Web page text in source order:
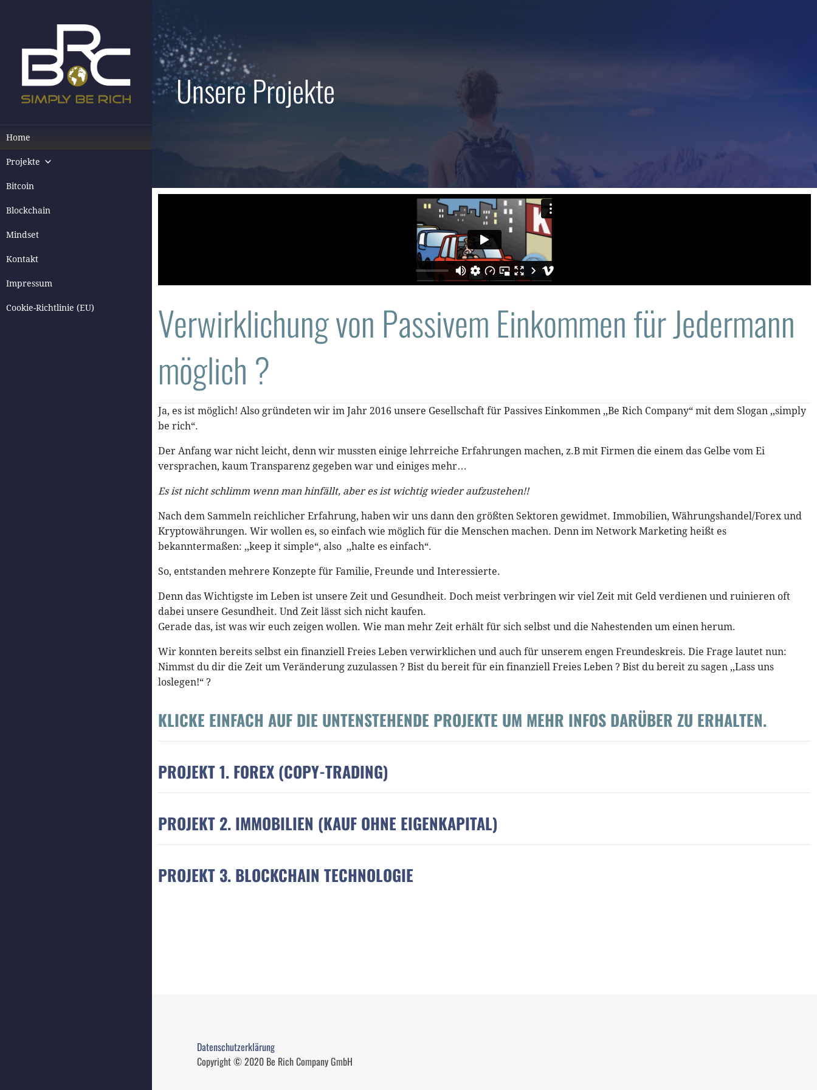
Home
Projekte
Bitcoin
Blockchain
Mindset
Kontakt
Impressum
Cookie-Richtlinie (EU)
Unsere Projekte
Verwirklichung von Passivem Einkommen für Jedermann
möglich ?
Ja, es ist möglich! Also gründeten wir im Jahr 2016 unsere Gesellschaft für Passives Einkommen ,,Be Rich Company“ mit dem Slogan ,,simply
be rich“.
Der Anfang war nicht leicht, denn wir mussten einige lehrreiche Erfahrungen machen, z.B mit Firmen die einem das Gelbe vom Ei
versprachen, kaum Transparenz gegeben war und einiges mehr…
Es ist nicht schlimm wenn man hinfällt, aber es ist wichtig wieder aufzustehen!!
Nach dem Sammeln reichlicher Erfahrung, haben wir uns dann den größten Sektoren gewidmet. Immobilien, Währungshandel/Forex und
Kryptowährungen. Wir wollen es, so einfach wie möglich für die Menschen machen. Denn im Network Marketing heißt es
bekanntermaßen: ,,keep it simple“, also ,,halte es einfach“.
So, entstanden mehrere Konzepte für Familie, Freunde und Interessierte.
Denn das Wichtigste im Leben ist unsere Zeit und Gesundheit. Doch meist verbringen wir viel Zeit mit Geld verdienen und ruinieren oft
dabei unsere Gesundheit. Und Zeit lässt sich nicht kaufen.
Gerade das, ist was wir euch zeigen wollen. Wie man mehr Zeit erhält für sich selbst und die Nahestenden um einen herum.
Wir konnten bereits selbst ein finanziell Freies Leben verwirklichen und auch für unserem engen Freundeskreis. Die Frage lautet nun:
Nimmst du dir die Zeit um Veränderung zuzulassen ? Bist du bereit für ein finanziell Freies Leben ? Bist du bereit zu sagen ,,Lass uns
loslegen!“ ?
KLICKE EINFACH AUF DIE UNTENSTEHENDE PROJEKTE UM MEHR INFOS DARÜBER ZU ERHALTEN.
PROJEKT 1. FOREX (COPY-TRADING)
PROJEKT 2. IMMOBILIEN (KAUF OHNE EIGENKAPITAL)
PROJEKT 3. BLOCKCHAIN TECHNOLOGIE
Datenschutzerklärung
Copyright © 2020 Be Rich Company GmbH